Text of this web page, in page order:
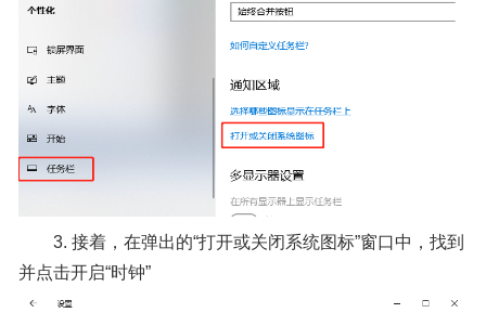
3. 接着，在弹出的“打开或关闭系统图标”窗口中，找到
并点击开启“时钟”